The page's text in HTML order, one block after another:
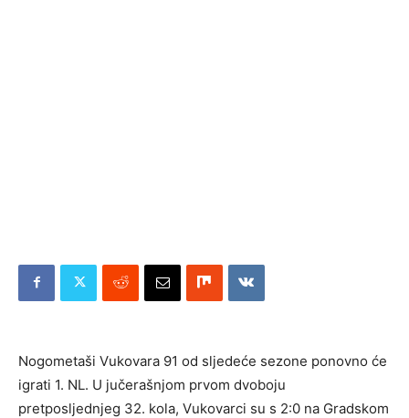
Nogometaši Vukovara 91 od sljedeće sezone ponovno će
igrati 1. NL. U jučerašnjom prvom dvoboju
pretposljednjeg 32. kola, Vukovarci su s 2:0 na Gradskom